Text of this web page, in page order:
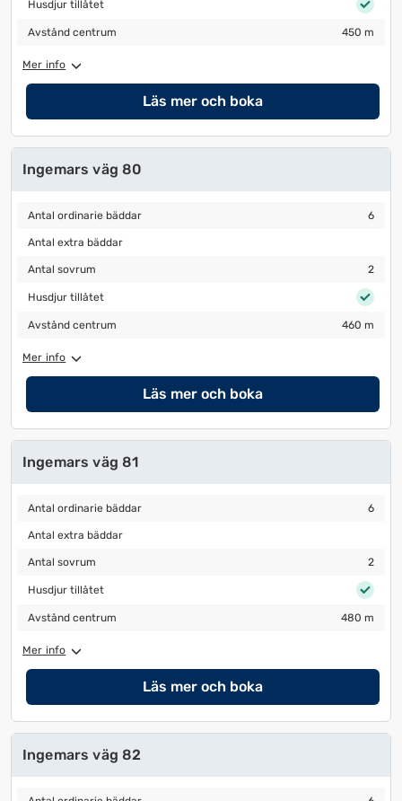
Husdjur tillåtet
Avstånd centrum
Avstånd centrum 450 m
Mer info
Läs mer och boka
Ingemars väg 80
Antal ordinarie bäddar
Antal ordinarie bäddar 6
Antal extra bäddar
Antal extra bäddar
Antal sovrum
Antal sovrum 2
Husdjur tillåtet
Husdjur tillåtet
Avstånd centrum
Avstånd centrum 460 m
Mer info
Läs mer och boka
Ingemars väg 81
Antal ordinarie bäddar
Antal ordinarie bäddar 6
Antal extra bäddar
Antal extra bäddar
Antal sovrum
Antal sovrum 2
Husdjur tillåtet
Husdjur tillåtet
Avstånd centrum
Avstånd centrum 480 m
Mer info
Läs mer och boka
Ingemars väg 82
Antal ordinarie bäddar